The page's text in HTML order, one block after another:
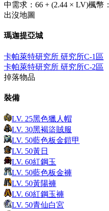
中需求 ： 66 + (2.44 × LV)楓幣 ：
出沒地圖
瑪迦提亞城
卡帕萊特研究所 研究所C-1區
卡帕萊特研究所 研究所C-2區
掉落物品
裝備
LV. 25黑色獵人帽
LV. 30黑褐盜賊服
LV. 50藍色板金鎧甲
LV. 50黃日
LV. 60紅鋼玉
LV. 50藍色板金褲
LV. 50黃陽褲
LV. 60紅鋼玉褲
LV. 50青仙白宮